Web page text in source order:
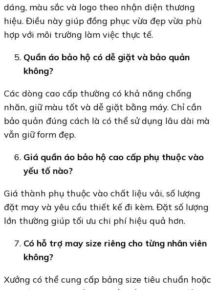
dáng, màu sắc và logo theo nhận diện thương
hiệu. Điều này giúp đồng phục vừa đẹp vừa phù
hợp với môi trường làm việc thực tế.
Quần áo bảo hộ có dễ giặt và bảo quản
không?
Các dòng cao cấp thường có khả năng chống
nhăn, giữ màu tốt và dễ giặt bằng máy. Chỉ cần
bảo quản đúng cách là có thể sử dụng lâu dài mà
vẫn giữ form đẹp.
Giá quần áo bảo hộ cao cấp phụ thuộc vào
yếu tố nào?
Giá thành phụ thuộc vào chất liệu vải, số lượng
đặt may và yêu cầu thiết kế đi kèm. Đặt số lượng
lớn thường giúp tối ưu chi phí hiệu quả hơn.
Có hỗ trợ may size riêng cho từng nhân viên
không?
Xưởng có thể cung cấp bảng size tiêu chuẩn hoặc